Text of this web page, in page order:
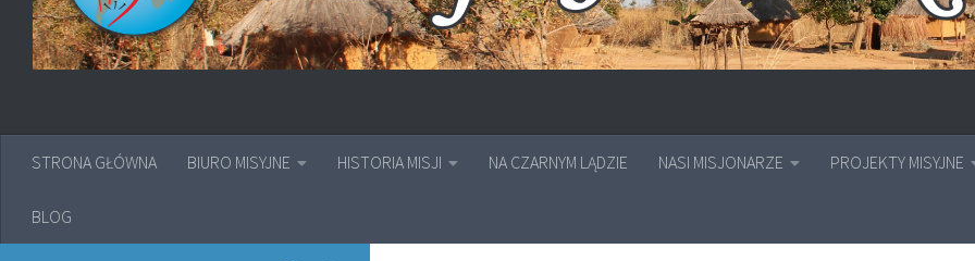
STRONA GŁÓWNA BIURO MISYJNE HISTORIA MISJI NA CZARNYM LĄDZIE NASI MISJONARZE PROJEKTY MISYJNE
BLOG